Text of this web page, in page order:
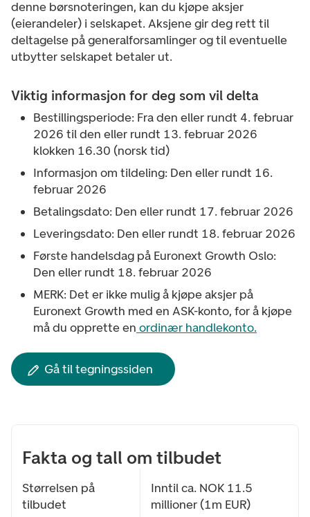
denne børsnoteringen, kan du kjøpe aksjer
(eierandeler) i selskapet. Aksjene gir deg rett til
deltagelse på generalforsamlinger og til eventuelle
utbytter selskapet betaler ut.
Viktig informasjon for deg som vil delta
Bestillingsperiode: Fra den eller rundt 4. februar
2026 til den eller rundt 13. februar 2026
klokken 16.30 (norsk tid)
Informasjon om tildeling: Den eller rundt 16.
februar 2026
Betalingsdato: Den eller rundt 17. februar 2026
Leveringsdato: Den eller rundt 18. februar 2026
Første handelsdag på Euronext Growth Oslo:
Den eller rundt 18. februar 2026
MERK: Det er ikke mulig å kjøpe aksjer på
Euronext Growth med en ASK-konto, for å kjøpe
må du opprette en ordinær handlekonto.
Gå til tegningssiden
Fakta og tall om tilbudet
Størrelsen på
tilbudet
Inntil ca. NOK 11.5
millioner (1m EUR)